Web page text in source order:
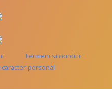
Termeni si conditii
personal